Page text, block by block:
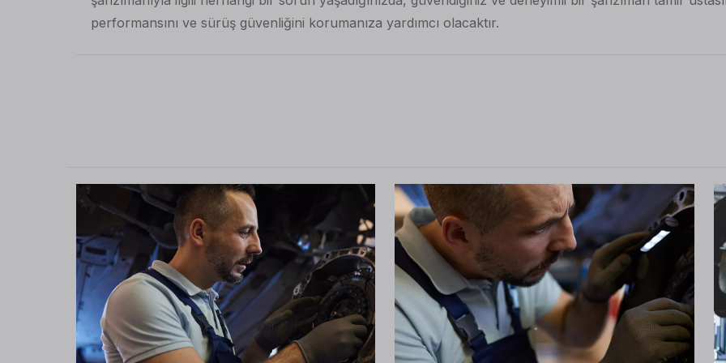
performansını ve sürüş güvenliğini korumanıza yardımcı olacaktır.